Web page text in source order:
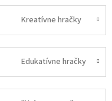
Kreatívne hračky
Edukatívne hračky